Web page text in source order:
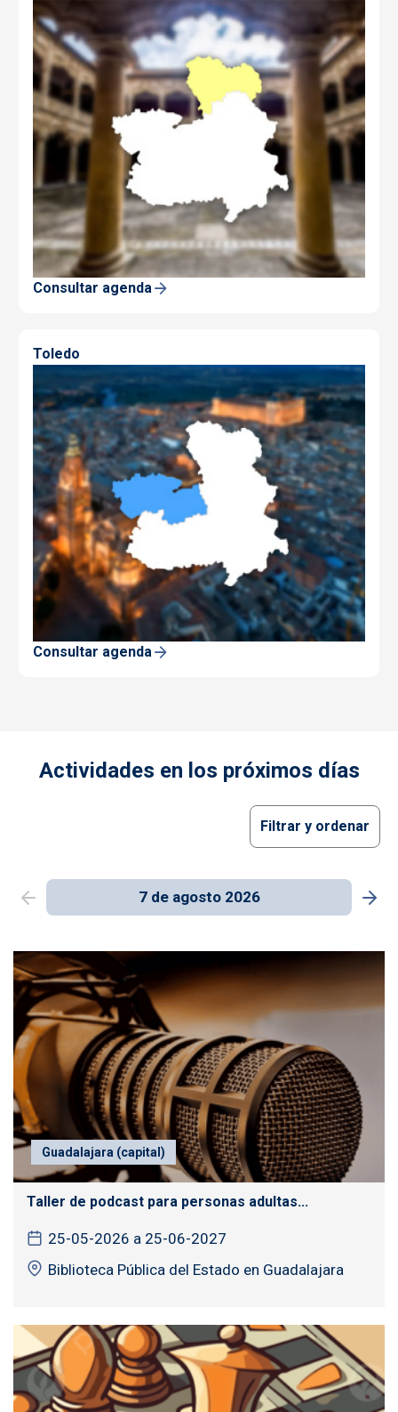
Consultar agenda
Toledo
Consultar agenda
Actividades en los próximos días
7 de agosto 2026
Filtrar y ordenar
Guadalajara (capital)
Taller de podcast para personas adultas...
25-05-2026 a 25-06-2027
Biblioteca Pública del Estado en Guadalajara